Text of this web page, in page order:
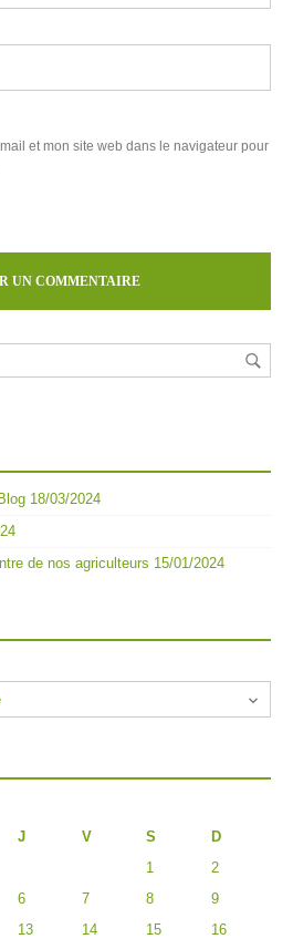
et mon site web dans le navigateur pour
18/03/2024
de nos agriculteurs 15/01/2024
J V S D
1
2
6 7 8
9
13 14 15
16